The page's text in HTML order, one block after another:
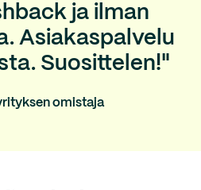
ja ilman
Asiakaspalvelu
Suosittelen!"
omistaja